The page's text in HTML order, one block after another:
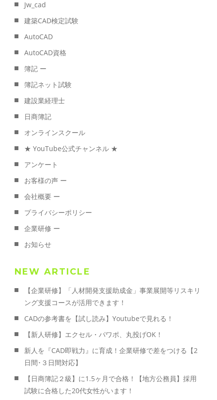
Jw_cad
建築CAD検定試験
AutoCAD
AutoCAD資格
簿記 ー
簿記ネット試験
建設業経理士
日商簿記
オンラインスクール
★ YouTube公式チャンネル ★
アンケート
お客様の声 ー
会社概要 ー
プライバシーポリシー
企業研修 ー
お知らせ
NEW ARTICLE
【企業研修】「人材開発支援助成金」事業展開等リスキリ
ング支援コースが活用できます！
CADの参考書を【試し読み】Youtubeで見れる！
【新人研修】エクセル・パワポ、丸投げOK！
新人を『CAD即戦力』に育成！企業研修で差をつける【2
日間･３日間対応】
【日商簿記２級】に1.5ヶ月で合格！【地方公務員】採用
試験に合格した20代女性がいます！